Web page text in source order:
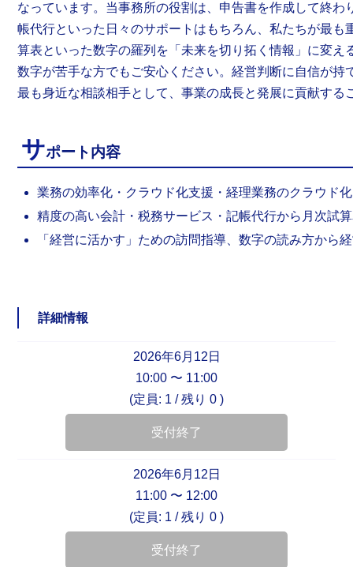
なっています。当事務所の役割は、申告書を作成して終
帳代行といった日々のサポートはもちろん、私たちが最
算表といった数字の羅列を「未来を切り拓く情報」に変え
数字が苦手な方でもご安心ください。経営判断に自信が
最も身近な相談相手として、事業の成長と発展に貢献する
サポート内容
業務の効率化・クラウド化支援・経理業務のクラウド化
精度の高い会計・税務サービス・記帳代行から月次試
「経営に活かす」ための訪問指導、数字の読み方から
詳細情報
2026年6月12日
10:00 〜 11:00
(定員: 1 /残り 0 )
受付終了
2026年6月12日
11:00 〜 12:00
(定員: 1 /残り 0 )
受付終了